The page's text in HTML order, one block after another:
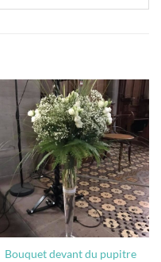
Bouquet devant du pupitre